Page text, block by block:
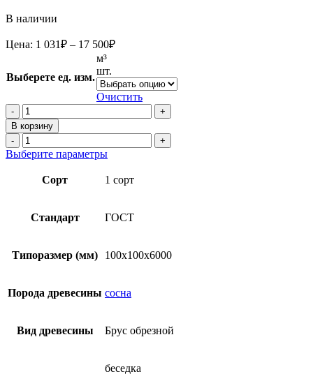
В наличии
Цена: 1 031₽ – 17 500₽Диапазон
031₽
–
17
500₽
Выберете ед. изм.
м³
шт.
Очистить
Количество
товара
Брус
обрезной
100х100х6000
В корзину
Количество
товара
Брус
обрезной
100х100х6000
из
Выберите параметрыЭтот
имеет
Опции
на
Сорт 1 сорт
Стандарт ГОСТ
Типоразмер (мм) 100х100х6000
Порода древесины сосна
Вид древесины Брус обрезной
беседка